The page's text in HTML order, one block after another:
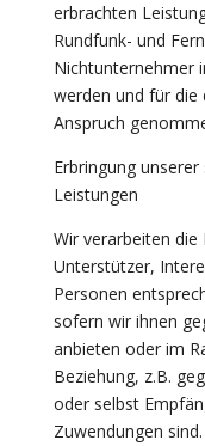
erbrachten
Rundfunk- und
Nichtunternehmer
werden und für die
Anspruch
Erbringung
Leistungen
Wir verarbeiten
Unterstützer,
Personen
sofern wir ihnen
anbieten oder im
Beziehung, z.B.
oder selbst
Zuwendungen